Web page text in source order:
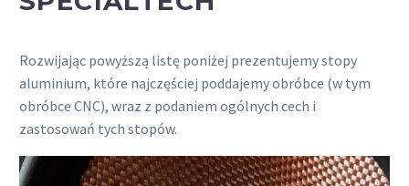
Rozwijając powyższą listę poniżej prezentujemy stopy
aluminium, które najczęściej poddajemy obróbce (w tym
obróbce CNC), wraz z podaniem ogólnych cech i
zastosowań tych stopów.